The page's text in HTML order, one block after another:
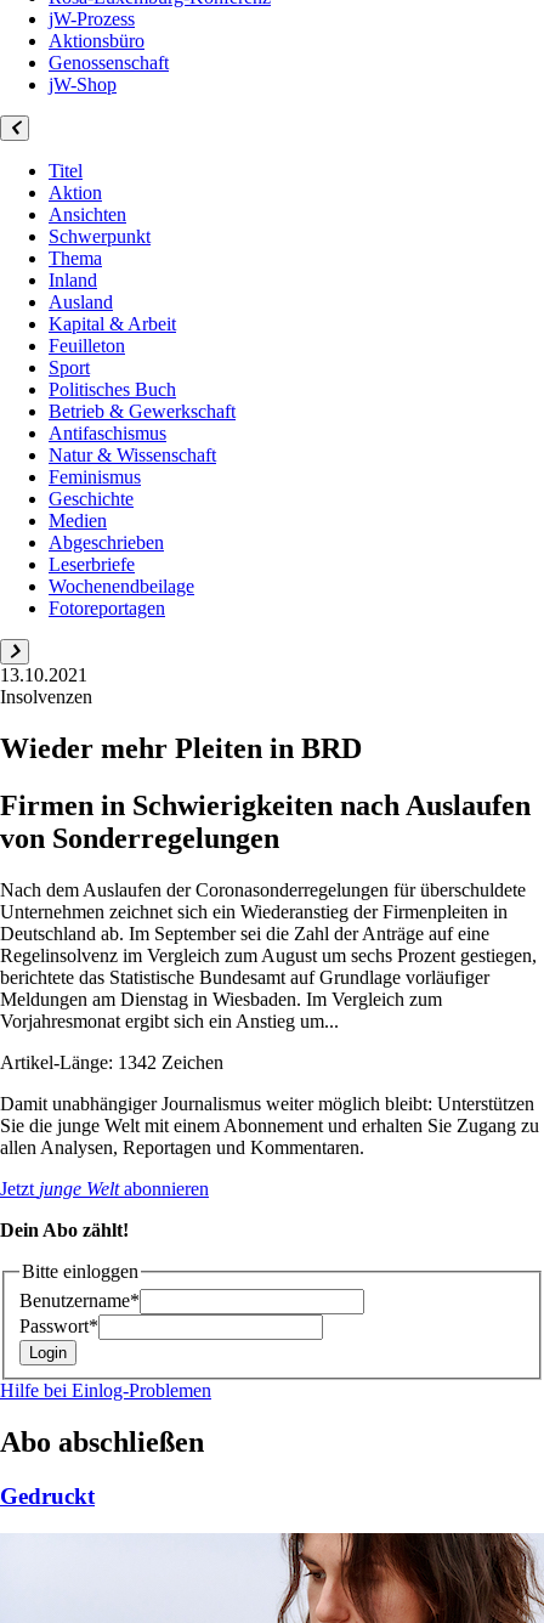
jW-Prozess
Aktionsbüro
Genossenschaft
jW-Shop
Titel
Aktion
Ansichten
Schwerpunkt
Thema
Inland
Ausland
Kapital & Arbeit
Feuilleton
Sport
Politisches Buch
Betrieb & Gewerkschaft
Antifaschismus
Natur & Wissenschaft
Feminismus
Geschichte
Medien
Abgeschrieben
Leserbriefe
Wochenendbeilage
Fotoreportagen
13.10.2021
Insolvenzen
Wieder mehr Pleiten in BRD
Firmen in Schwierigkeiten nach Auslaufen
von Sonderregelungen
Nach dem Auslaufen der Coronasonderregelungen für überschuldete
Unternehmen zeichnet sich ein Wiederanstieg der Firmenpleiten in
Deutschland ab. Im September sei die Zahl der Anträge auf eine
Regelinsolvenz im Vergleich zum August um sechs Prozent gestiegen,
berichtete das Statistische Bundesamt auf Grundlage vorläufiger
Meldungen am Dienstag in Wiesbaden. Im Vergleich zum
Vorjahresmonat ergibt sich ein Anstieg um...
Artikel-Länge: 1342 Zeichen
Damit unabhängiger Journalismus weiter möglich bleibt: Unterstützen
Sie die junge Welt mit einem Abonnement und erhalten Sie Zugang zu
allen Analysen, Reportagen und Kommentaren.
Jetzt junge Weltabonnieren
Dein Abo zählt!
Bitte einloggen
Benutzername*
Passwort*
Hilfe bei Einlog-Problemen
Abo abschließen
Gedruckt